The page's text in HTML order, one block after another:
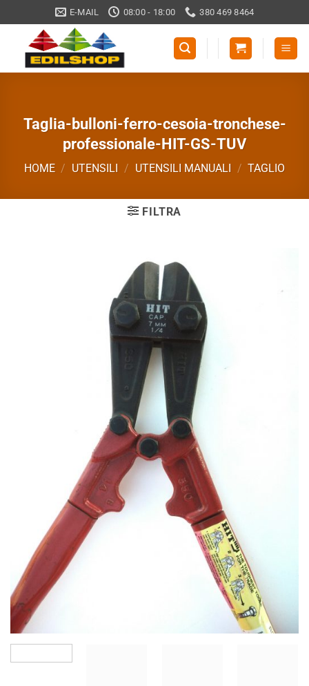
ai
contenuti
E-MAIL 08:00 - 18:00 380 469 8464
Taglia-bulloni-ferro-cesoia-tronchese-
professionale-HIT-GS-TUV
HOME / UTENSILI / UTENSILI MANUALI / TAGLIO
FILTRA